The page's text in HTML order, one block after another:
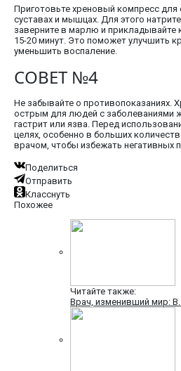
Приготовьте хреновый компресс для
суставах и мышцах. Для этого
заверните в марлю и прикладывайте
15-20 минут. Это поможет улучшить
уменьшить воспаление.
СОВЕТ №4
Не забывайте о противопоказаниях.
острым для людей с заболеваниями
гастрит или язва. Перед
целях, особенно в больших
врачом, чтобы избежать негативных
Поделиться
Отправить
Класснуть
Похожее
Читайте также:
Врач, изменивший мир: